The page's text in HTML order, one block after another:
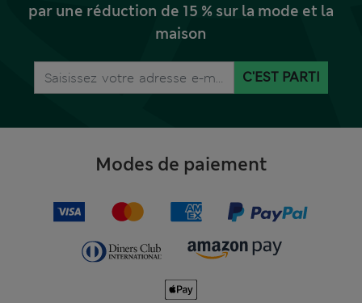
par une réduction de 15 % sur la mode et la
maison
C'EST PARTI
Modes de paiement